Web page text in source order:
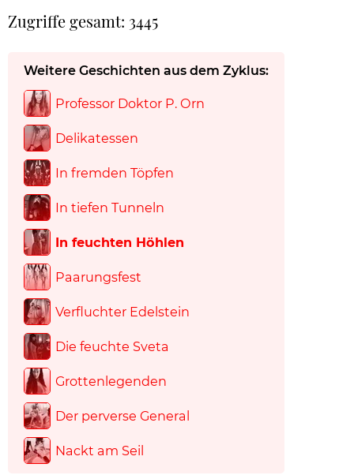
Zugriffe gesamt: 3445
Weitere Geschichten aus dem Zyklus:
Professor Doktor P. Orn
Delikatessen
In fremden Töpfen
In tiefen Tunneln
In feuchten Höhlen
Paarungsfest
Verfluchter Edelstein
Die feuchte Sveta
Grottenlegenden
Der perverse General
Nackt am Seil